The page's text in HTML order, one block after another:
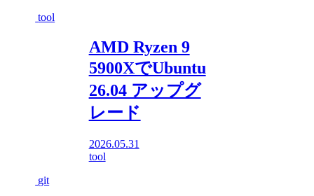
tool
AMD Ryzen 9
5900XでUbuntu
26.04 アップグ
レード
2026.05.31
tool
git